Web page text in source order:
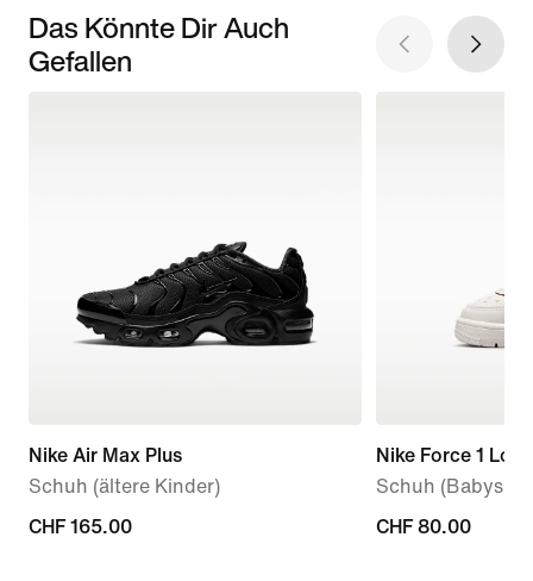
Das Könnte Dir Auch
Gefallen
Nike Air Max Plus
Schuh (ältere Kinder)
CHF 165.00
CHF 165.00
Nike Force 1 Low
Schuh (Babys,
CHF 80.00
CHF 80.00